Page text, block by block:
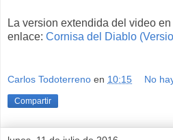
La version extendida del video
enlace: Cornisa del Diablo
Carlos Todoterreno en 10:15 No
Compartir